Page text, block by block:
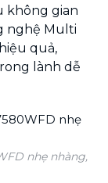
không gian
nghệ Multi
quả,
lành dễ
nhẹ nhàng,